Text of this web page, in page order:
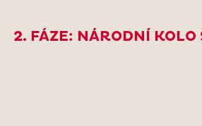
2. FÁZE: NÁRODNÍ KOLO